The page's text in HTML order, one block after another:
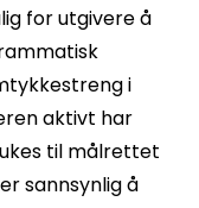
for utgivere å
i
aktivt har
til målrettet
sannsynlig å